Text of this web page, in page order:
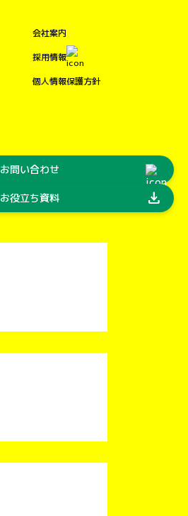
会社案内
採用情報
個人情報保護方針
お問い合わせ
お役立ち資料 download